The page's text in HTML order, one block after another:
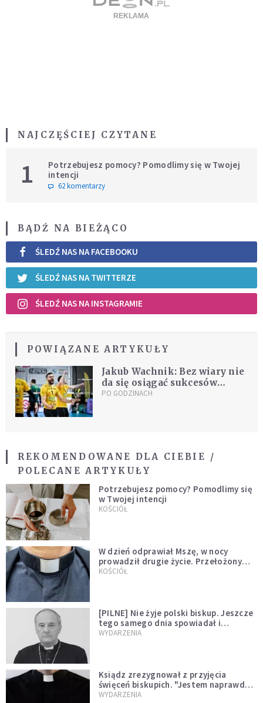
NAJCZĘŚCIEJ CZYTANE
1
Potrzebujesz pomocy? Pomodlimy się w Twojej
intencji
62 komentarzy
BĄDŹ NA BIEŻĄCO
ŚLEDŹ NAS NA FACEBOOKU
ŚLEDŹ NAS NA TWITTERZE
ŚLEDŹ NAS NA INSTAGRAMIE
POWIĄZANE ARTYKUŁY
Jakub Wachnik: Bez wiary nie
da się osiągać sukcesów
[WYWIAD]
PO GODZINACH
REKOMENDOWANE DLA CIEBIE /
POLECANE ARTYKUŁY
Potrzebujesz pomocy? Pomodlimy się
w Twojej intencji
KOŚCIÓŁ
W dzień odprawiał Mszę, w nocy
prowadził drugie życie. Przełożony
kazał mu opuścić zakon
KOŚCIÓŁ
[PILNE] Nie żyje polski biskup. Jeszcze
tego samego dnia spowiadał i
sprawował Mszę świętą
WYDARZENIA
Ksiądz zrezygnował z przyjęcia
święceń biskupich. "Jestem naprawdę
niegodny"
WYDARZENIA